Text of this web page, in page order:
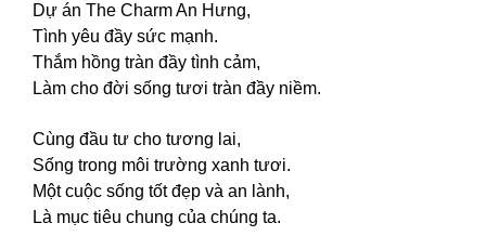
Dự án The Charm An Hưng,
Tình yêu đầy sức mạnh.
Thắm hồng tràn đầy tình cảm,
Làm cho đời sống tươi tràn đầy niềm.
Cùng đầu tư cho tương lai,
Sống trong môi trường xanh tươi.
Một cuộc sống tốt đẹp và an lành,
Là mục tiêu chung của chúng ta.